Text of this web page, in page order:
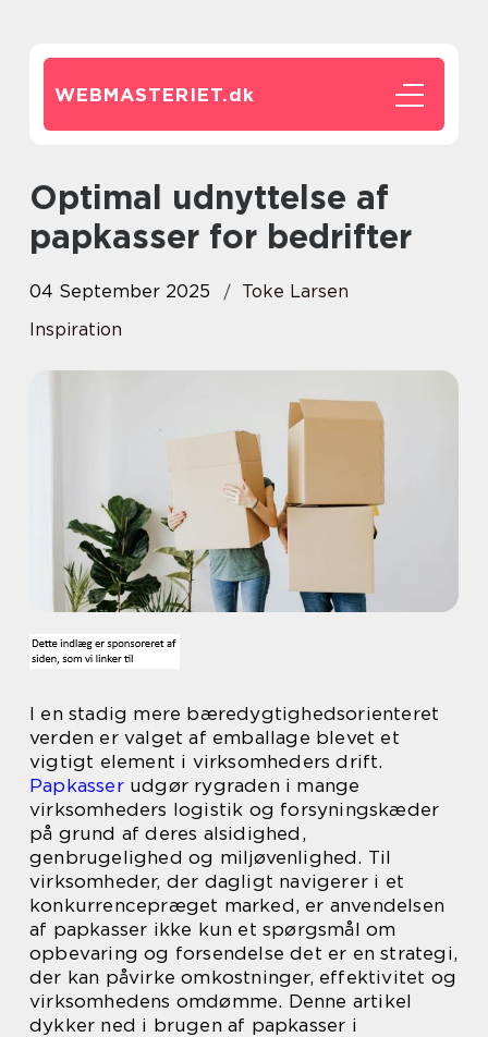
WEBMASTERIET.dk
Optimal udnyttelse af
papkasser for bedrifter
04 September 2025
Toke Larsen
Inspiration
I en stadig mere bæredygtighedsorienteret
verden er valget af emballage blevet et
vigtigt element i virksomheders drift.
Papkasserudgør rygraden i mange
virksomheders logistik og forsyningskæder
på grund af deres alsidighed,
genbrugelighed og miljøvenlighed. Til
virksomheder, der dagligt navigerer i et
konkurrencepræget marked, er anvendelsen
af papkasser ikke kun et spørgsmål om
opbevaring og forsendelse det er en strategi,
der kan påvirke omkostninger, effektivitet og
virksomhedens omdømme. Denne artikel
dykker ned i brugen af papkasser i